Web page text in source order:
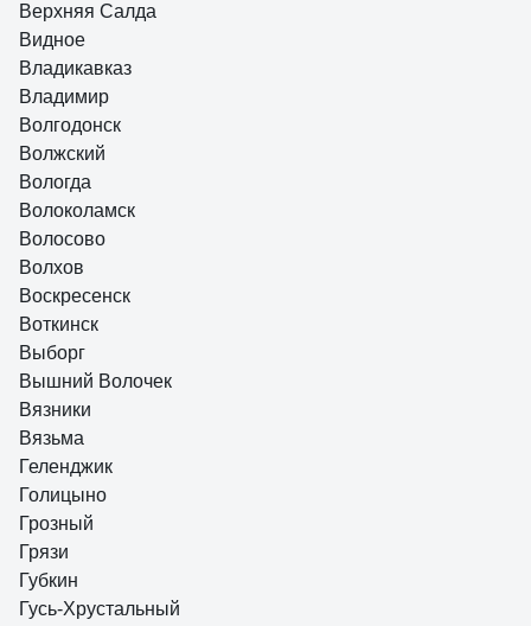
Верхняя Салда
Видное
Владикавказ
Владимир
Волгодонск
Волжский
Вологда
Волоколамск
Волосово
Волхов
Воскресенск
Воткинск
Выборг
Вышний Волочек
Вязники
Вязьма
Геленджик
Голицыно
Грозный
Грязи
Губкин
Гусь-Хрустальный